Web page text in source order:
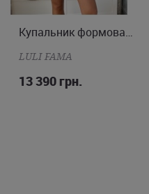
S M Купальник формована чашка і бразиліана
LULI FAMA
13 390 грн.